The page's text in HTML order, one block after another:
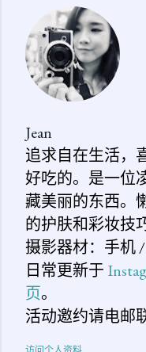
论
Jean
追求自在生活，
好吃的。是一位
藏美丽的东西。
的护肤和彩妆技
摄影器材：手机 /
日常更新于
页。
活动邀约请电邮